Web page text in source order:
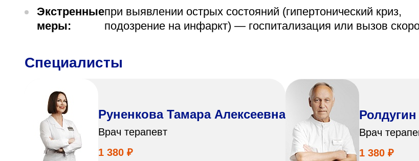
Экстренные
меры:
при выявлении острых состояний (гипертонический криз,
подозрение на инфаркт) — госпитализация или вызов
Специалисты
Руненкова Тамара Алексеевна
Врач терапевт
1 380 ₽
Врач
1 380 ₽